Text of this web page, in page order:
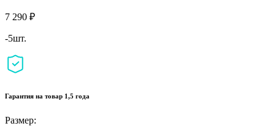
7 290 ₽
-5шт.
Гарантия на товар 1,5 года
Размер: